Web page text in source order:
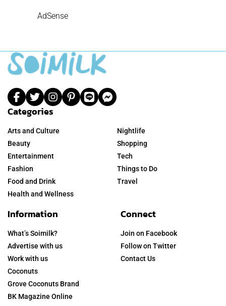
AdSense
Categories
Arts and Culture
Beauty
Entertainment
Fashion
Food and Drink
Health and Wellness
Nightlife
Shopping
Tech
Things to Do
Travel
Information
What’s Soimilk?
Advertise with us
Work with us
Coconuts
Grove Coconuts Brand
BK Magazine Online
Connect
Join on Facebook
Follow on Twitter
Contact Us